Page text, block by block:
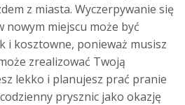
z miasta. Wyczerpywanie się
nowym miejscu może być
i kosztowne, ponieważ musisz
zrealizować Twoją
lekko i planujesz prać pranie
prysznic jako okazję